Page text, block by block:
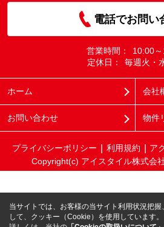
電話でお問い
営業時間：
10:00
定休日：
毎週火・
ホーム 会社
お問い合わせ 物件
プライバシーポリシー 利用規約 ア
Copyright(c) アイスタイル株式会
当サイトでは、お客様の当サイト利用状況把
して、クッキー（Cookie）を使用しています。